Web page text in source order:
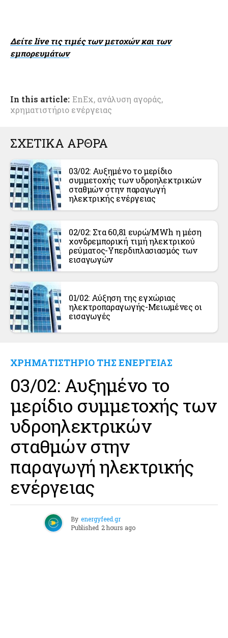
Δείτε live τις τιμές των μετοχών και των
εμπορευμάτων
In this article: EnEx, ανάλυση αγοράς,
χρηματιστήριο ενέργειας
ΣΧΕΤΙΚΑ ΑΡΘΡΑ
03/02: Αυξημένο το μερίδιο
συμμετοχής των υδροηλεκτρικών
σταθμών στην παραγωγή
ηλεκτρικής ενέργειας
02/02: Στα 60,81 ευρώ/MWh η μέση
χονδρεμπορική τιμή ηλεκτρικού
ρεύματος-Υπερδιπλασιασμός των
εισαγωγών
01/02: Αύξηση της εγχώριας
ηλεκτροπαραγωγής-Μειωμένες οι
εισαγωγές
ΧΡΗΜΑΤΙΣΤΗΡΙΟ ΤΗΣ ΕΝΕΡΓΕΙΑΣ
03/02: Αυξημένο το
μερίδιο συμμετοχής των
υδροηλεκτρικών
σταθμών στην
παραγωγή ηλεκτρικής
ενέργειας
By energyfeed.gr
Published 2 hours ago